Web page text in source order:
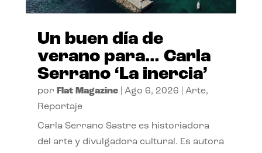
Un buen día de
verano para… Carla
Serrano ‘La inercia’
por Flat Magazine| Ago 6, 2026 Arte,
Reportaje
Carla Serrano Sastre es historiadora
del arte y divulgadora cultural. Es autora